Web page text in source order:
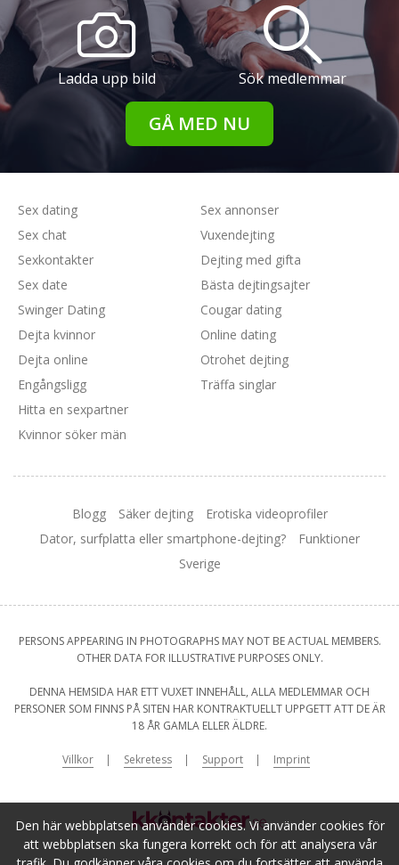
Ladda upp bild Sök medlemmar
GÅ MED NU
Den här webbplatsen använder cookies. Vi använder cookies för
att webbplatsen ska fungera korrekt och för att analysera vår
Sex dating
Sex chat
Sexkontakter
Sex date
Swinger Dating
Sex annonser
Vuxendejting
Dejting med gifta
Bästa dejtingsajter
Cougar dating
Dejta kvinnor
Dejta online
Engångsligg
Hitta en sexpartner
Kvinnor söker män
Online dating
Otrohet dejting
Träffa singlar
Blogg Säker dejting
Erotiska videoprofiler
Dator, surfplatta eller smartphone-dejting?
Funktioner
Sverige
PERSONS APPEARING IN PHOTOGRAPHS MAY NOT BE ACTUAL MEMBERS.
OTHER DATA FOR ILLUSTRATIVE PURPOSES ONLY.
DENNA HEMSIDA HAR ETT VUXET INNEHÅLL, ALLA MEDLEMMAR OCH
PERSONER SOM FINNS PÅ SITEN HAR KONTRAKTUELLT UPPGETT ATT DE ÄR
18 ÅR GAMLA ELLER ÄLDRE.
Villkor Sekretess Support Imprint